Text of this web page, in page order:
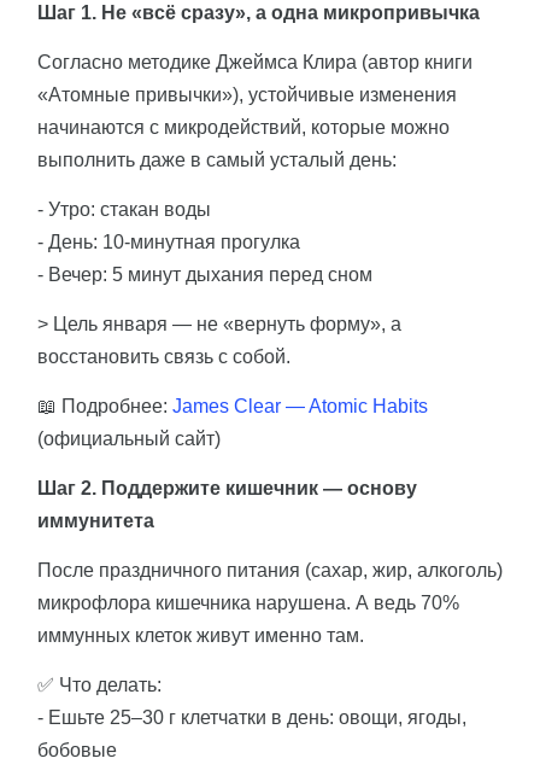
Шаг 1. Не «всё сразу», а одна микропривычка
Согласно методике Джеймса Клира (автор книги
«Атомные привычки»), устойчивые изменения
начинаются с микродействий, которые можно
выполнить даже в самый усталый день:
- Утро: стакан воды
- День: 10-минутная прогулка
- Вечер: 5 минут дыхания перед сном
> Цель января — не «вернуть форму», а
восстановить связь с собой.
📖 Подробнее: James Clear — Atomic Habits
(официальный сайт)
Шаг 2. Поддержите кишечник — основу
иммунитета
После праздничного питания (сахар, жир, алкоголь)
микрофлора кишечника нарушена. А ведь 70%
иммунных клеток живут именно там.
✅ Что делать:
- Ешьте 25–30 г клетчатки в день: овощи, ягоды,
бобовые